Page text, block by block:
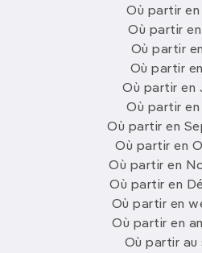
Où partir en
Où partir
Où partir
Où partir
Où partir en
Où partir
Où partir en
Où partir en
Où partir en
Où partir en
Où partir en
Où partir en
Où partir